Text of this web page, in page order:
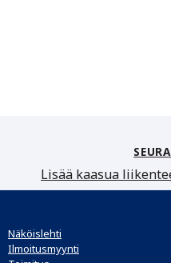
Lisää kaasua
Näköislehti
Ilmoitusmyynti